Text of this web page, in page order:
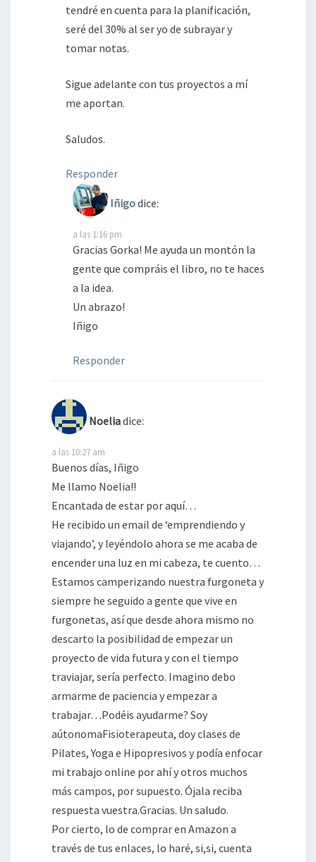
tendré en cuenta para la planificación,
seré del 30% al ser yo de subrayar y
tomar notas.
Sigue adelante con tus proyectos a mí
me aportan.
Saludos.
Responder
Iñigodice:
a las 1:16 pm
Gracias Gorka! Me ayuda un montón la
gente que compráis el libro, no te haces
a la idea.
Un abrazo!
Iñigo
Responder
Noeliadice:
a las 10:27 am
Buenos días, Iñigo
Me llamo Noelia!!
Encantada de estar por aquí…
He recibido un email de ‘emprendiendo y
viajando’, y leyéndolo ahora se me acaba de
encender una luz en mi cabeza, te cuento…
Estamos camperizando nuestra furgoneta y
siempre he seguido a gente que vive en
furgonetas, así que desde ahora mismo no
descarto la posibilidad de empezar un
proyecto de vida futura y con el tiempo
traviajar, sería perfecto. Imagino debo
armarme de paciencia y empezar a
trabajar…Podéis ayudarme? Soy
aútonomaFisioterapeuta, doy clases de
Pilates, Yoga e Hipopresivos y podía enfocar
mi trabajo online por ahí y otros muchos
más campos, por supuesto. Ójala reciba
respuesta vuestra.Gracias. Un saludo.
Por cierto, lo de comprar en Amazon a
través de tus enlaces, lo haré, si,si, cuenta